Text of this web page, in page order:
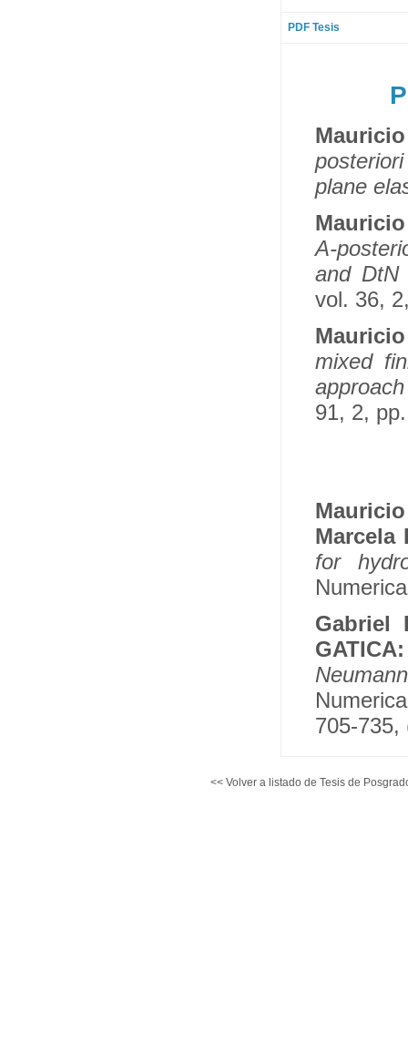
PDF Tesis
plane
A-
and DtN
vol. 36,
mixed
91, 2,
Marcela
for
Gabriel
705-735,
<< Volver a listado de Tesis de